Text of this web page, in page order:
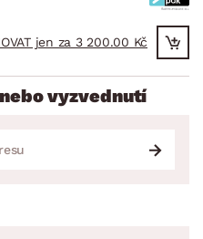
jen za 3 200.00 Kč
vyzvednutí